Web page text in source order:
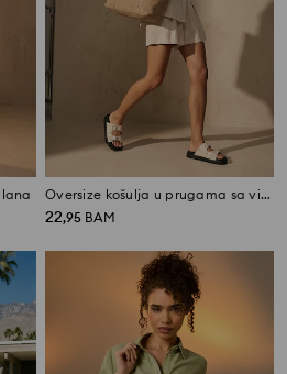
Oversize košulja u prugama sa viskozom i dodatkom lana
22,95 BAM